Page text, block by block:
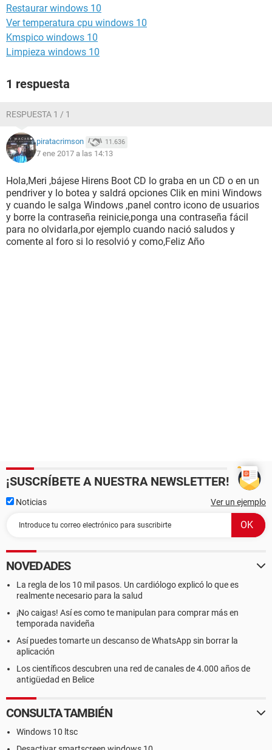
Restaurar windows 10
Ver temperatura cpu windows 10
Kmspico windows 10
Limpieza windows 10
1 respuesta
RESPUESTA 1 / 1
piratacrimson 11.636
7 ene 2017 a las 14:13
Hola,Meri ,bájese Hirens Boot CD lo graba en un CD o en un
pendriver y lo botea y saldrá opciones Clik en mini Windows
y cuando le salga Windows ,panel contro icono de usuarios
y borre la contraseña reinicie,ponga una contraseña fácil
para no olvidarla,por ejemplo cuando nació saludos y
comente al foro si lo resolvió y como,Feliz Año
¡SUSCRÍBETE A NUESTRA NEWSLETTER!
Noticias Ver un ejemplo
NOVEDADES
La regla de los 10 mil pasos. Un cardiólogo explicó lo que es
realmente necesario para la salud
¡No caigas! Así es como te manipulan para comprar más en
temporada navideña
Así puedes tomarte un descanso de WhatsApp sin borrar la
aplicación
Los científicos descubren una red de canales de 4.000 años de
antigüedad en Belice
CONSULTA TAMBIÉN
Windows 10 ltsc